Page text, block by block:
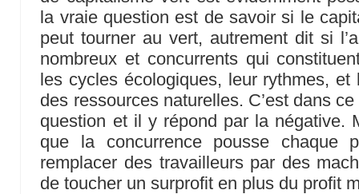
la vraie question est de savoir si le
peut tourner au vert, autrement dit si
nombreux et concurrents qui
les cycles écologiques, leur rythmes,
des ressources naturelles. C’est dans
question et il y répond par la négative.
que la concurrence pousse chaque
remplacer des travailleurs par des
de toucher un surprofit en plus du profit